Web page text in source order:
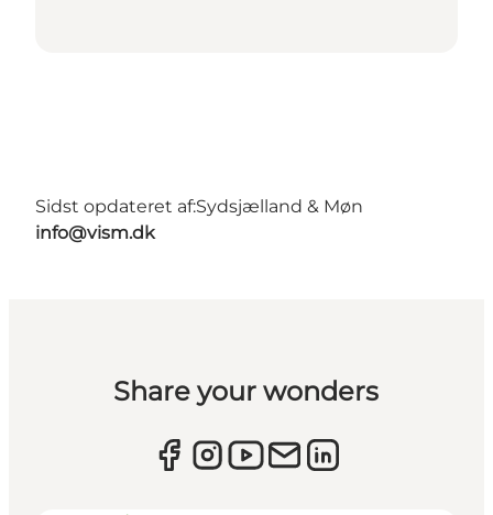
Sidst opdateret af:Sydsjælland & Møn
info@vism.dk
Share your wonders